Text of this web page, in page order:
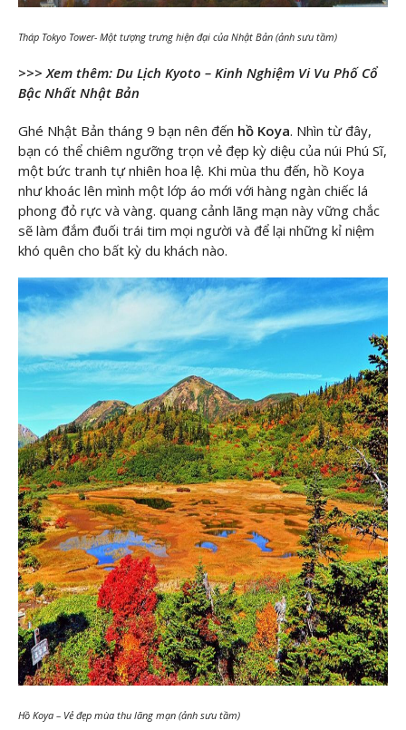
Tháp Tokyo Tower- Một tượng trưng hiện đại của Nhật Bản (ảnh sưu tầm)
>>> Xem thêm: Du Lịch Kyoto – Kinh Nghiệm Vi Vu Phố Cổ
Bậc Nhất Nhật Bản
Ghé Nhật Bản tháng 9 bạn nên đến hồ Koya. Nhìn từ đây,
bạn có thể chiêm ngưỡng trọn vẻ đẹp kỳ diệu của núi Phú Sĩ,
một bức tranh tự nhiên hoa lệ. Khi mùa thu đến, hồ Koya
như khoác lên mình một lớp áo mới với hàng ngàn chiếc lá
phong đỏ rực và vàng. quang cảnh lãng mạn này vững chắc
sẽ làm đắm đuối trái tim mọi người và để lại những kỉ niệm
khó quên cho bất kỳ du khách nào.
Hồ Koya – Vẻ đẹp mùa thu lãng mạn (ảnh sưu tầm)